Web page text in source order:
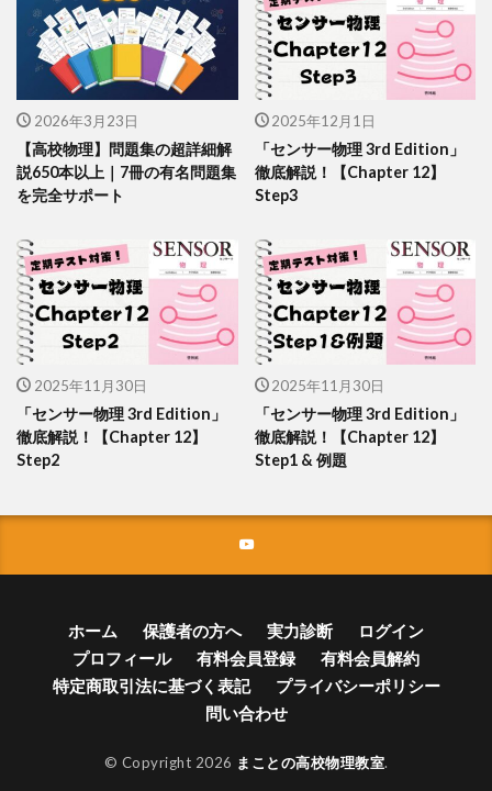
2026年3月23日
【高校物理】問題集の超詳細解
説650本以上｜7冊の有名問題集
を完全サポート
2025年12月1日
「センサー物理 3rd Edition」
徹底解説！【Chapter 12】
Step3
2025年11月30日
「センサー物理 3rd Edition」
徹底解説！【Chapter 12】
Step2
2025年11月30日
「センサー物理 3rd Edition」
徹底解説！【Chapter 12】
Step1 & 例題
ホーム 保護者の方へ 実力診断
ログイン
プロフィール
有料会員登録
有料会員解約
特定商取引法に基づく表記
プライバシーポリシー
問い合わせ
© Copyright 2026 まことの高校物理教室.